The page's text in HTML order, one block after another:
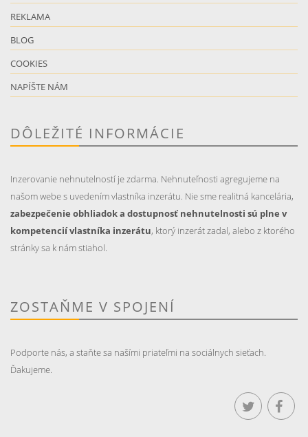
REKLAMA
BLOG
COOKIES
NAPÍŠTE NÁM
DÔLEŽITÉ INFORMÁCIE
Inzerovanie nehnutelností je zdarma. Nehnuteľnosti agregujeme na
našom webe s uvedením vlastníka inzerátu. Nie sme realitná kancelária,
zabezpečenie obhliadok a dostupnosť nehnutelnosti sú plne v
kompetencií vlastníka inzerátu, ktorý inzerát zadal, alebo z ktorého
stránky sa k nám stiahol.
ZOSTAŇME V SPOJENÍ
Podporte nás, a staňte sa našími priateľmi na sociálnych sieťach.
Ďakujeme.